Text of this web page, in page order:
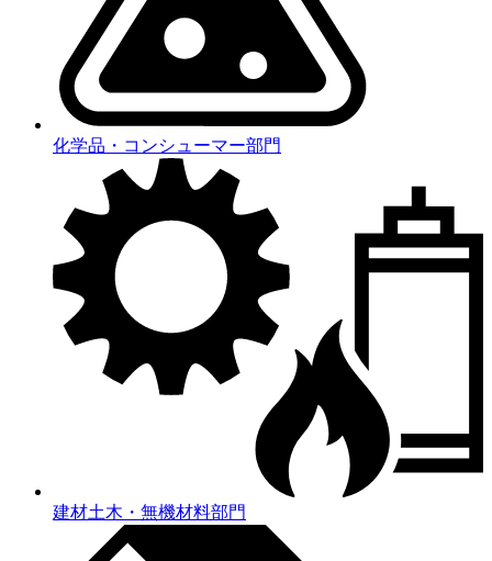
化学品・コンシューマー部門
建材土木・無機材料部門